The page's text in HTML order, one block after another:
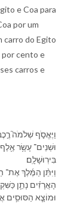
e Coa para
por um
carro do Egito
por cento e
carros e
וּ⁠שְׁנֵים־ עָשָׂ֥ר
בִּ⁠ירֽוּשָׁלִָֽם׃
הָ⁠אֲרָזִ֗ים נָתַ֛ן